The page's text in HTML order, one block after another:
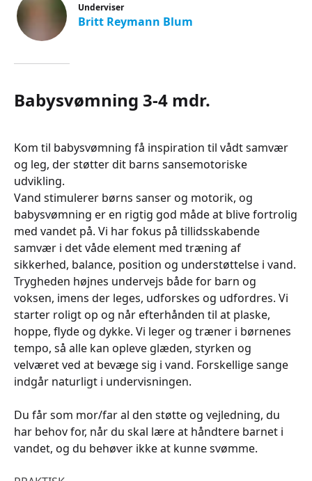
Underviser
Britt Reymann Blum
Babysvømning 3-4 mdr.
Kom til babysvømning få inspiration til vådt samvær
og leg, der støtter dit barns sansemotoriske
udvikling.
Vand stimulerer børns sanser og motorik, og
babysvømning er en rigtig god måde at blive fortrolig
med vandet på. Vi har fokus på tillidsskabende
samvær i det våde element med træning af
sikkerhed, balance, position og understøttelse i vand.
Trygheden højnes undervejs både for barn og
voksen, imens der leges, udforskes og udfordres. Vi
starter roligt op og når efterhånden til at plaske,
hoppe, flyde og dykke. Vi leger og træner i børnenes
tempo, så alle kan opleve glæden, styrken og
velværet ved at bevæge sig i vand. Forskellige sange
indgår naturligt i undervisningen.
Du får som mor/far al den støtte og vejledning, du
har behov for, når du skal lære at håndtere barnet i
vandet, og du behøver ikke at kunne svømme.